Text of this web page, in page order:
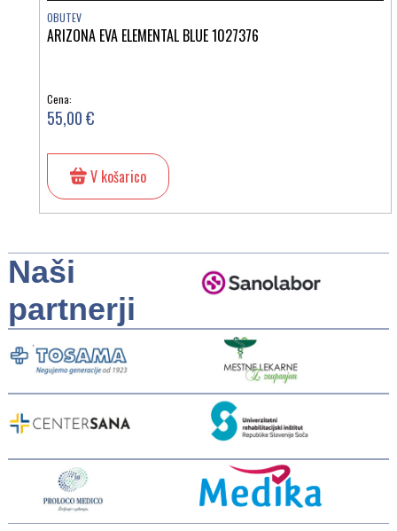
OBUTEV
ARIZONA EVA ELEMENTAL BLUE 1027376
Cena:
55,00 €
V košarico
Naši
partnerji